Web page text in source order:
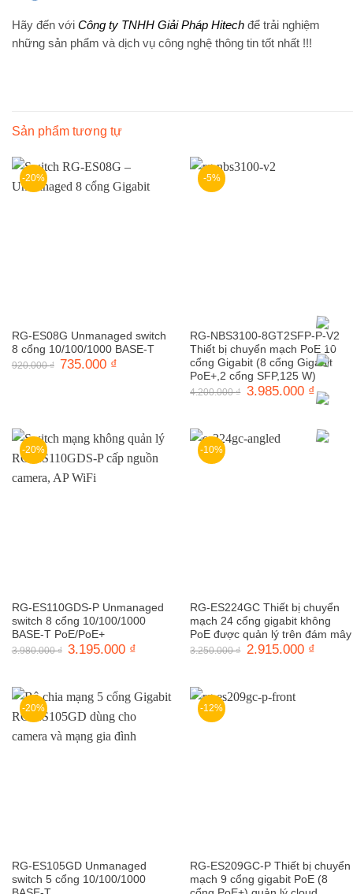
Hãy đến với Công ty TNHH Giải Pháp Hitech để trải nghiệm
những sản phẩm và dịch vụ công nghệ thông tin tốt nhất !!!
Sản phẩm tương tự
-20%
RG-ES08G Unmanaged switch
8 cổng 10/100/1000 BASE-T
920.000₫ Giá
735.000 ₫
-5%
RG-NBS3100-8GT2SFP-P-V2
Thiết bị chuyển mạch PoE 10
cổng Gigabit (8 cổng Gigabit
PoE+,2 cổng SFP,125 W)
4.200.000₫
Giá
3.985.000 ₫ Giá
hiện
-20%
RG-ES110GDS-P Unmanaged
switch 8 cổng 10/100/1000
BASE-T PoE/PoE+
3.980.000₫ Giá
3.195.000 ₫
3.195.000 ₫.
-10%
RG-ES224GC Thiết bị chuyển
mạch 24 cổng gigabit không
PoE được quản lý trên đám mây
3.250.000₫
Giá
2.915.000 ₫
-20%
RG-ES105GD Unmanaged
switch 5 cổng 10/100/1000
-12%
RG-ES209GC-P Thiết bị chuyển
mạch 9 cổng gigabit PoE (8